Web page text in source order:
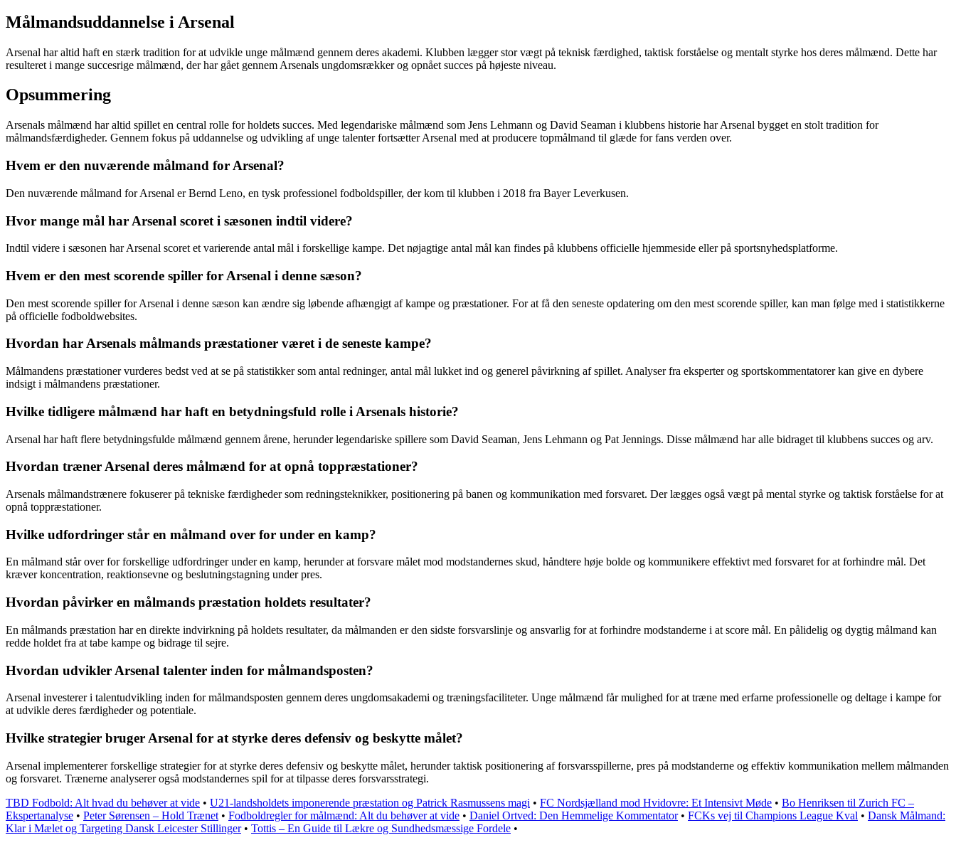
Målmandsuddannelse i Arsenal
Arsenal har altid haft en stærk tradition for at udvikle unge målmænd gennem deres akademi. Klubben lægger stor vægt på teknisk færdighed, taktisk forståelse og mentalt styrke hos deres målmænd. Dette har
resulteret i mange succesrige målmænd, der har gået gennem Arsenals ungdomsrækker og opnået succes på højeste niveau.
Opsummering
Arsenals målmænd har altid spillet en central rolle for holdets succes. Med legendariske målmænd som Jens Lehmann og David Seaman i klubbens historie har Arsenal bygget en stolt tradition for
målmandsfærdigheder. Gennem fokus på uddannelse og udvikling af unge talenter fortsætter Arsenal med at producere topmålmand til glæde for fans verden over.
Hvem er den nuværende målmand for Arsenal?
Den nuværende målmand for Arsenal er Bernd Leno, en tysk professionel fodboldspiller, der kom til klubben i 2018 fra Bayer Leverkusen.
Hvor mange mål har Arsenal scoret i sæsonen indtil videre?
Indtil videre i sæsonen har Arsenal scoret et varierende antal mål i forskellige kampe. Det nøjagtige antal mål kan findes på klubbens officielle hjemmeside eller på sportsnyhedsplatforme.
Hvem er den mest scorende spiller for Arsenal i denne sæson?
Den mest scorende spiller for Arsenal i denne sæson kan ændre sig løbende afhængigt af kampe og præstationer. For at få den seneste opdatering om den mest scorende spiller, kan man følge med i statistikkerne
på officielle fodboldwebsites.
Hvordan har Arsenals målmands præstationer været i de seneste kampe?
Målmandens præstationer vurderes bedst ved at se på statistikker som antal redninger, antal mål lukket ind og generel påvirkning af spillet. Analyser fra eksperter og sportskommentatorer kan give en dybere
indsigt i målmandens præstationer.
Hvilke tidligere målmænd har haft en betydningsfuld rolle i Arsenals historie?
Arsenal har haft flere betydningsfulde målmænd gennem årene, herunder legendariske spillere som David Seaman, Jens Lehmann og Pat Jennings. Disse målmænd har alle bidraget til klubbens succes og arv.
Hvordan træner Arsenal deres målmænd for at opnå toppræstationer?
Arsenals målmandstrænere fokuserer på tekniske færdigheder som redningsteknikker, positionering på banen og kommunikation med forsvaret. Der lægges også vægt på mental styrke og taktisk forståelse for at
opnå toppræstationer.
Hvilke udfordringer står en målmand over for under en kamp?
En målmand står over for forskellige udfordringer under en kamp, herunder at forsvare målet mod modstandernes skud, håndtere høje bolde og kommunikere effektivt med forsvaret for at forhindre mål. Det
kræver koncentration, reaktionsevne og beslutningstagning under pres.
Hvordan påvirker en målmands præstation holdets resultater?
En målmands præstation har en direkte indvirkning på holdets resultater, da målmanden er den sidste forsvarslinje og ansvarlig for at forhindre modstanderne i at score mål. En pålidelig og dygtig målmand kan
redde holdet fra at tabe kampe og bidrage til sejre.
Hvordan udvikler Arsenal talenter inden for målmandsposten?
Arsenal investerer i talentudvikling inden for målmandsposten gennem deres ungdomsakademi og træningsfaciliteter. Unge målmænd får mulighed for at træne med erfarne professionelle og deltage i kampe for
at udvikle deres færdigheder og potentiale.
Hvilke strategier bruger Arsenal for at styrke deres defensiv og beskytte målet?
Arsenal implementerer forskellige strategier for at styrke deres defensiv og beskytte målet, herunder taktisk positionering af forsvarsspillerne, pres på modstanderne og effektiv kommunikation mellem målmanden
og forsvaret. Trænerne analyserer også modstandernes spil for at tilpasse deres forsvarsstrategi.
TBD Fodbold: Alt hvad du behøver at vide • U21-landsholdets imponerende præstation og Patrick Rasmussens magi • FC Nordsjælland mod Hvidovre: Et Intensivt Møde • Bo Henriksen til Zurich FC –
Ekspertanalyse • Peter Sørensen – Hold Trænet • Fodboldregler for målmænd: Alt du behøver at vide • Daniel Ortved: Den Hemmelige Kommentator• FCKs vej til Champions League Kval • Dansk Målmand:
Klar i Mælet og Targeting Dansk Leicester Stillinger• Tottis – En Guide til Lækre og Sundhedsmæssige Fordele •